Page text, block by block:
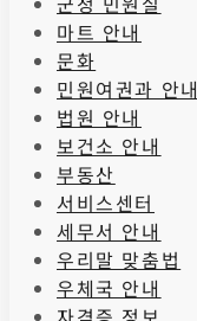
마트 안내
문화
민원여권과 안내
법원 안내
보건소 안내
부동산
서비스센터
세무서 안내
우리말 맞춤법
우체국 안내